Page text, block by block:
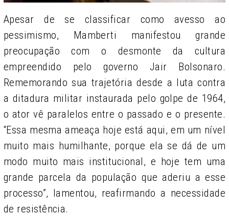
Apesar de se classificar como avesso ao
pessimismo, Mamberti manifestou grande
preocupação com o desmonte da cultura
empreendido pelo governo Jair Bolsonaro.
Rememorando sua trajetória desde a luta contra
a ditadura militar instaurada pelo golpe de 1964,
o ator vê paralelos entre o passado e o presente.
“Essa mesma ameaça hoje está aqui, em um nível
muito mais humilhante, porque ela se dá de um
modo muito mais institucional, e hoje tem uma
grande parcela da população que aderiu a esse
processo”, lamentou, reafirmando a necessidade
de resistência.